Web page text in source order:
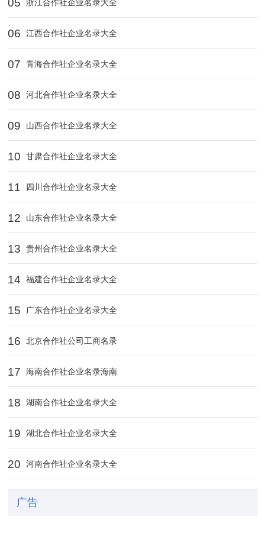
05 浙江合作社企业名录大全
06 江西合作社企业名录大全
07 青海合作社企业名录大全
08 河北合作社企业名录大全
09 山西合作社企业名录大全
10 甘肃合作社企业名录大全
11 四川合作社企业名录大全
12 山东合作社企业名录大全
13 贵州合作社企业名录大全
14 福建合作社企业名录大全
15 广东合作社企业名录大全
16 北京合作社公司工商名录
17 海南合作社企业名录海南
18 湖南合作社企业名录大全
19 湖北合作社企业名录大全
20 河南合作社企业名录大全
广告